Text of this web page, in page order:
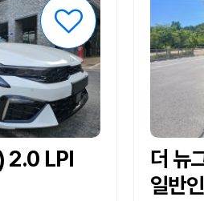
2.0 LPI
더 뉴
일반